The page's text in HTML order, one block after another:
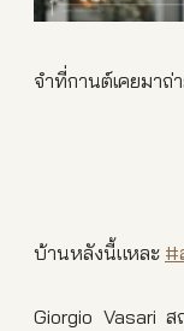
จำที่กานต์เคยมาถ่
บ้านหลังนี้แหละ #
Giorgio Vasari ส